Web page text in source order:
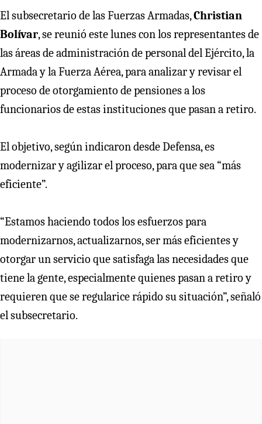
El subsecretario de las Fuerzas Armadas,Christian
Bolívar, se reunió este lunes con los representantes de
las áreas de administración de personal del Ejército, la
Armada y la Fuerza Aérea, para analizar y revisar el
proceso de otorgamiento de pensiones a los
funcionarios de estas instituciones que pasan a retiro.
El objetivo, según indicaron desde Defensa, es
modernizar y agilizar el proceso, para que sea “más
eficiente”.
“Estamos haciendo todos los esfuerzos para
modernizarnos, actualizarnos, ser más eficientes y
otorgar un servicio que satisfaga las necesidades que
tiene la gente, especialmente quienes pasan a retiro y
requieren que se regularice rápido su situación”, señaló
el subsecretario.